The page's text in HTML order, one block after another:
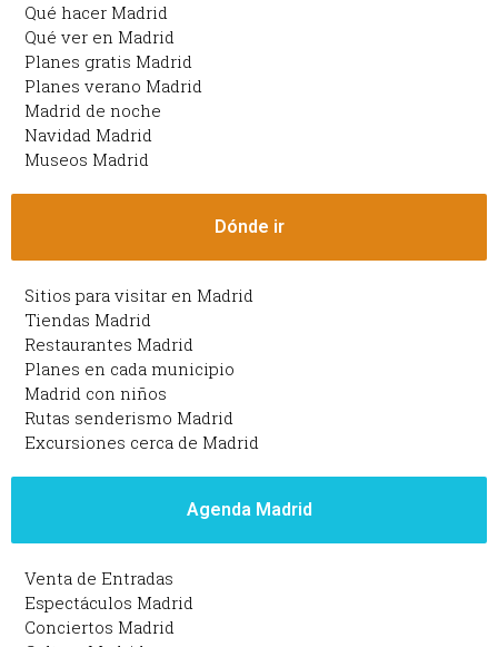
Qué hacer Madrid
Qué ver en Madrid
Planes gratis Madrid
Planes verano Madrid
Madrid de noche
Navidad Madrid
Museos Madrid
Dónde ir
Sitios para visitar en Madrid
Tiendas Madrid
Restaurantes Madrid
Planes en cada municipio
Madrid con niños
Rutas senderismo Madrid
Excursiones cerca de Madrid
Agenda Madrid
Venta de Entradas
Espectáculos Madrid
Conciertos Madrid